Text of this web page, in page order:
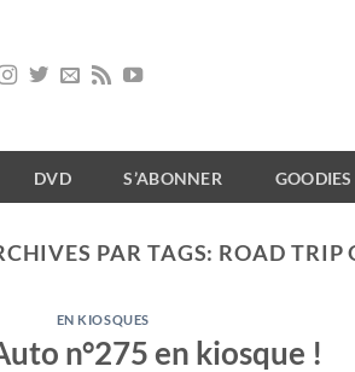
DVD S’ABONNER GOODIES
PAR TAGS: ROAD TRIP
EN KIOSQUES
n°275 en kiosque !